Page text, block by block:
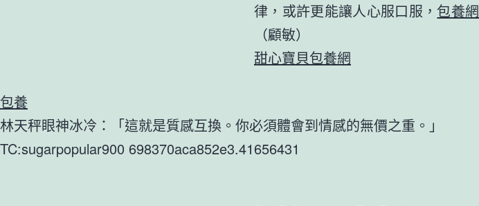
律，或許更能讓人心服口服， 包養網
（顧敏）
甜心寶貝包養網
包養
林天秤眼神冰冷：「這就是質感互換。你必須體會到情感的無價之重。」
TC:sugarpopular900 698370aca852e3.41656431